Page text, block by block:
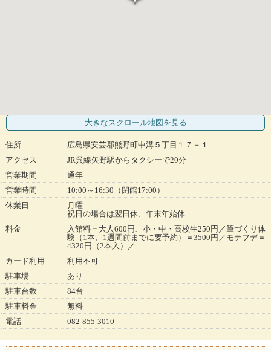
大きなスクロール地図 を見る
住所
広島県安芸郡熊野町中溝５丁目１７－１
アクセス
JR呉線矢野駅からタクシーで20分
営業期間
通年
営業時間
10:00～16:30（閉館17:00）
休業日
月曜
祝日の場合は翌日休、年末年始休
料金
入館料＝大人600円、小・中・高校生250円／筆づくり体
験（1本、1週間前までに要予約）＝3500円／モテフデ＝
4320円（2本入）／
カード利用
利用不可
駐車場
あり
駐車台数
84台
駐車料金
無料
電話
082-855-3010